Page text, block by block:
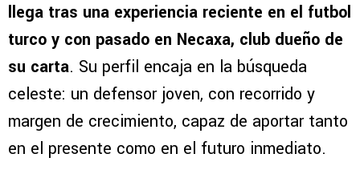
llega tras una experiencia reciente en el futbol
turco y con pasado en Necaxa, club dueño de
su carta. Su perfil encaja en la búsqueda
celeste: un defensor joven, con recorrido y
margen de crecimiento, capaz de aportar tanto
en el presente como en el futuro inmediato.